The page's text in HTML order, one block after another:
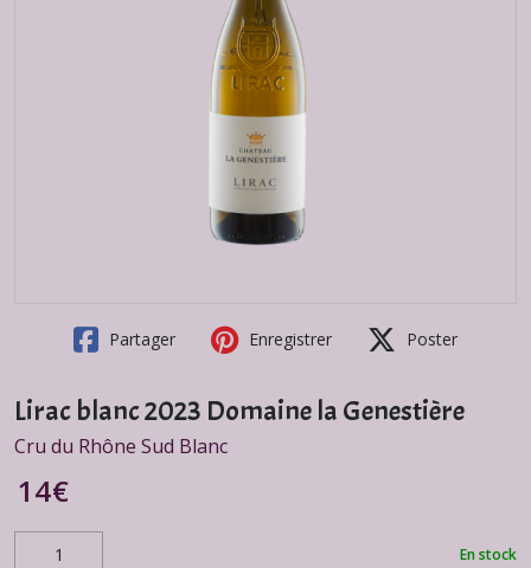
Partager Enregistrer Poster
Lirac blanc 2023 Domaine la Genestière
Cru du Rhône Sud Blanc
14€
En stock